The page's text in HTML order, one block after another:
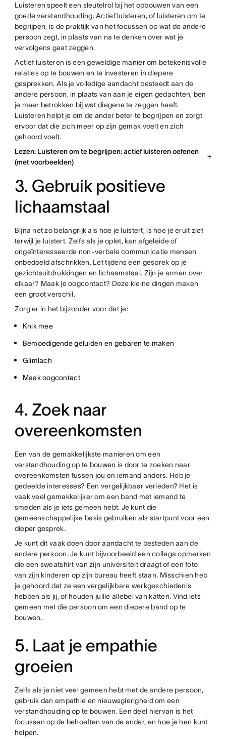
Luisteren speelt een sleutelrol bij het opbouwen van een
goede verstandhouding. Actief luisteren, of luisteren om te
begrijpen, is de praktijk van het focussen op wat de andere
persoon zegt, in plaats van na te denken over wat je
vervolgens gaat zeggen.
Actief luisteren is een geweldige manier om betekenisvolle
relaties op te bouwen en te investeren in diepere
gesprekken. Als je volledige aandacht besteedt aan de
andere persoon, in plaats van aan je eigen gedachten, ben
je meer betrokken bij wat diegene te zeggen heeft.
Luisteren helpt je om de ander beter te begrijpen en zorgt
ervoor dat die zich meer op zijn gemak voelt en zich
gehoord voelt.
Lezen: Luisteren om te begrijpen: actief luisteren oefenen
(met voorbeelden)
3. Gebruik positieve
lichaamstaal
Bijna net zo belangrijk als hoe je luistert, is hoe je eruit ziet
terwijl je luistert. Zelfs als je oplet, kan afgeleide of
ongeïnteresseerde non-verbale communicatie mensen
onbedoeld afschrikken. Let tijdens een gesprek op je
gezichtsuitdrukkingen en lichaamstaal. Zijn je armen over
elkaar? Maak je oogcontact? Deze kleine dingen maken
een groot verschil.
Zorg er in het bijzonder voor dat je:
Knik mee
Bemoedigende geluiden en gebaren te maken
Glimlach
Maak oogcontact
4. Zoek naar
overeenkomsten
Een van de gemakkelijkste manieren om een
verstandhouding op te bouwen is door te zoeken naar
overeenkomsten tussen jou en iemand anders. Heb je
gedeelde interesses? Een vergelijkbaar verleden? Het is
vaak veel gemakkelijker om een band met iemand te
smeden als je iets gemeen hebt. Je kunt die
gemeenschappelijke basis gebruiken als startpunt voor een
dieper gesprek.
Je kunt dit vaak doen door aandacht te besteden aan de
andere persoon. Je kunt bijvoorbeeld een collega opmerken
die een sweatshirt van zijn universiteit draagt of een foto
van zijn kinderen op zijn bureau heeft staan. Misschien heb
je gehoord dat ze een vergelijkbare werkgeschiedenis
hebben als jij, of houden jullie allebei van katten. Vind iets
gemeen met die persoon om een diepere band op te
bouwen.
5. Laat je empathie
groeien
Zelfs als je niet veel gemeen hebt met de andere persoon,
gebruik dan empathie en nieuwsgierigheid om een
verstandhouding op te bouwen. Een deel hiervan is het
focussen op de behoeften van de ander, en hoe je hen kunt
helpen.